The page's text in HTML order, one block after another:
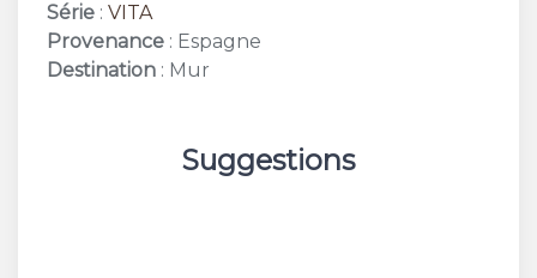
Série : VITA
Provenance : Espagne
Destination : Mur
Suggestions